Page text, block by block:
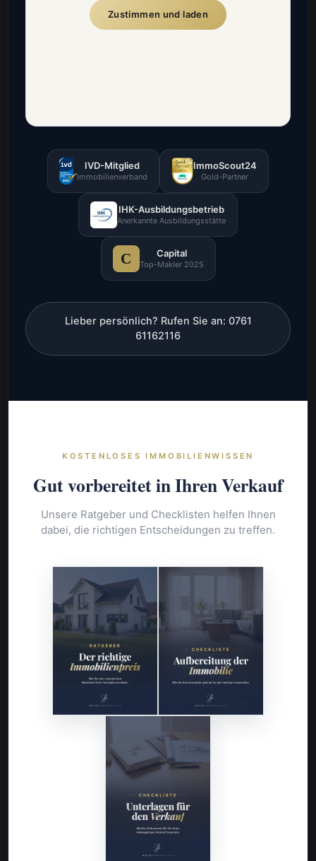
Zustimmen und laden
IVD-Mitglied
Immobilienverband
ImmoScout24
Gold-Partner
IHK-Ausbildungsbetrieb
Anerkannte Ausbildungsstätte
C Capital
Top-Makler 2025
Lieber persönlich? Rufen Sie an: 0761
61162116
KOSTENLOSES IMMOBILIENWISSEN
Gut vorbereitet in Ihren Verkauf
Unsere Ratgeber und Checklisten helfen Ihnen
dabei, die richtigen Entscheidungen zu treffen.